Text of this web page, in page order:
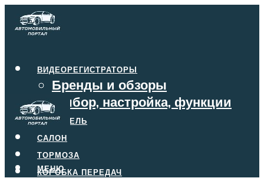
ВИДЕОРЕГИСТРАТОРЫ
Бренды и обзоры
Выбор, настройка, функции
ДВИГАТЕЛЬ
САЛОН
ТОРМОЗА
КОРОБКА ПЕРЕДАЧ
МЕНЮ